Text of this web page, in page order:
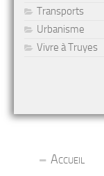
Transports
Urbanisme
Vivre à Truyes
Accueil